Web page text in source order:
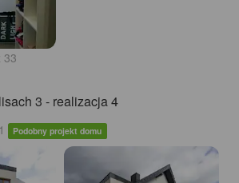
33
3 - realizacja 4
Podobny projekt domu